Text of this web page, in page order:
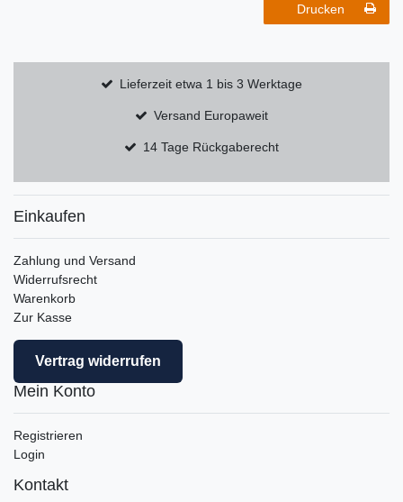
Drucken
Lieferzeit etwa 1 bis 3 Werktage
Versand Europaweit
14 Tage Rückgaberecht
Einkaufen
Zahlung und Versand
Widerrufsrecht
Warenkorb
Zur Kasse
Vertrag widerrufen
Mein Konto
Registrieren
Login
Kontakt